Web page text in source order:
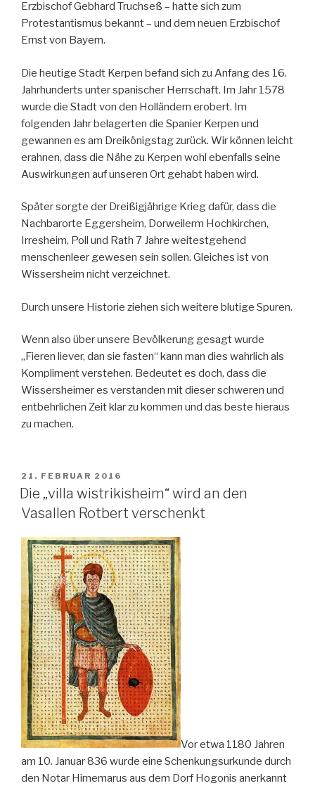
Erzbischof Gebhard Truchseß – hatte sich zum
Protestantismus bekannt – und dem neuen Erzbischof
Ernst von Bayern.
Die heutige Stadt Kerpen befand sich zu Anfang des 16.
Jahrhunderts unter spanischer Herrschaft. Im Jahr 1578
wurde die Stadt von den Holländern erobert. Im
folgenden Jahr belagerten die Spanier Kerpen und
gewannen es am Dreikönigstag zurück. Wir können leicht
erahnen, dass die Nähe zu Kerpen wohl ebenfalls seine
Auswirkungen auf unseren Ort gehabt haben wird.
Später sorgte der Dreißigjährige Krieg dafür, dass die
Nachbarorte Eggersheim, Dorweilerm Hochkirchen,
Irresheim, Poll und Rath 7 Jahre weitestgehend
menschenleer gewesen sein sollen. Gleiches ist von
Wissersheim nicht verzeichnet.
Durch unsere Historie ziehen sich weitere blutige Spuren.
Wenn also über unsere Bevölkerung gesagt wurde
„Fieren liever, dan sie fasten“ kann man dies wahrlich als
Kompliment verstehen. Bedeutet es doch, dass die
Wissersheimer es verstanden mit dieser schweren und
entbehrlichen Zeit klar zu kommen und das beste hieraus
zu machen.
VERÖFFENTLICHT
AM
21. FEBRUAR 2016
Die „villa wistrikisheim“ wird an den
Vasallen Rotbert verschenkt
Vor etwa 1180 Jahren
am 10. Januar 836 wurde eine Schenkungsurkunde durch
den Notar Hirnemarus aus dem Dorf Hogonis anerkannt